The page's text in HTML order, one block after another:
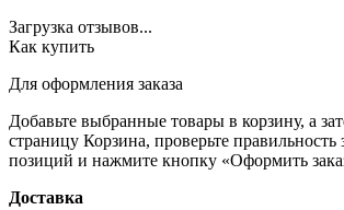
Загрузка отзывов...
Как купить
Для оформления заказа
Добавьте выбранные товары в корзину, а
страницу Корзина, проверьте правильность
позиций и нажмите кнопку «Оформить
Доставка